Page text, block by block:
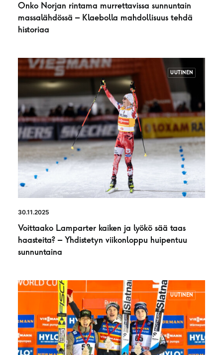
Onko Norjan rintama murrettavissa sunnuntain
massalähdössä – Klaebolla mahdollisuus tehdä
historiaa
UUTINEN
30.11.2025
Voittaako Lamparter kaiken ja lyökö sää taas
haasteita? – Yhdistetyn viikonloppu huipentuu
sunnuntaina
UUTINEN